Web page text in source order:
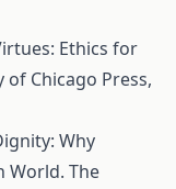
Ethics for
Chicago Press,
Why
World. The